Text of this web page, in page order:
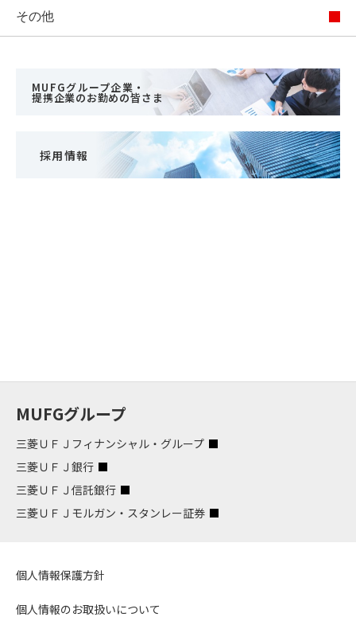
その他
MUFGグループ企業・
提携企業のお勤めの皆さま
採用情報
MUFGグループ
三菱ＵＦＪフィナンシャル・グループ
三菱ＵＦＪ銀行
三菱ＵＦＪ信託銀行
三菱ＵＦＪモルガン・スタンレー証券
個人情報保護方針
個人情報のお取扱いについて